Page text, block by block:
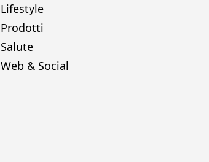
Lifestyle
Prodotti
Salute
Web & Social